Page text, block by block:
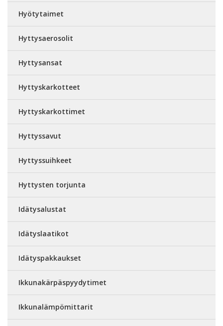
Hyötytaimet
Hyttysaerosolit
Hyttysansat
Hyttyskarkotteet
Hyttyskarkottimet
Hyttyssavut
Hyttyssuihkeet
Hyttysten torjunta
Idätysalustat
Idätyslaatikot
Idätyspakkaukset
Ikkunakärpäspyydytimet
Ikkunalämpömittarit